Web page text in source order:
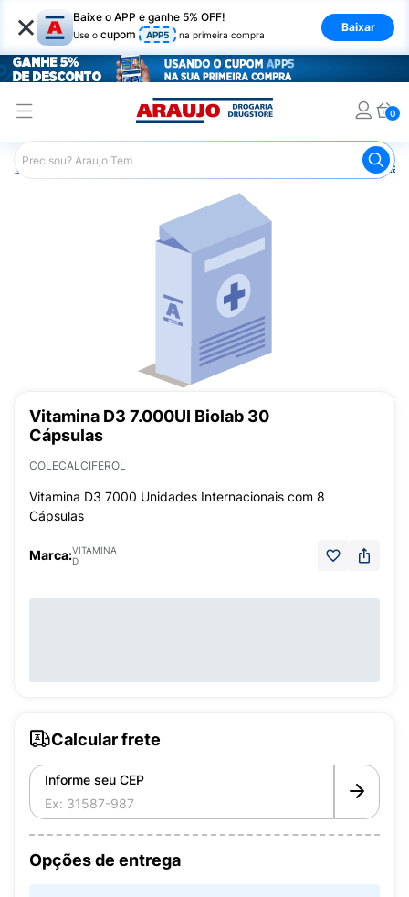
× Baixe o APP e ganhe 5% OFF!
Use o cupom APP5 na primeira compra
Baixar
0
Araujo Saúde e Bem Estar
Vitamina D3 7.000UI Biolab 30
Cápsulas
COLECALCIFEROL
Vitamina D3 7000 Unidades Internacionais com 8
Cápsulas
Marca:VITAMINA
D
Calcular frete
Informe seu CEP
Opções de entrega